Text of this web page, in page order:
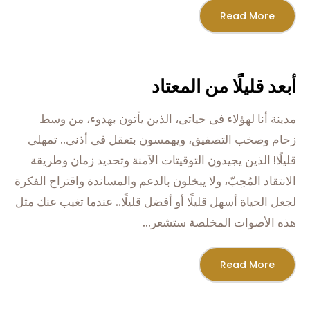
Read More
أبعد قليلًا من المعتاد
مدينة أنا لهؤلاء فى حياتى، الذين يأتون بهدوء، من وسط
زحام وصخب التصفيق، ويهمسون بتعقل فى أذنى.. تمهلى
قليلًا! الذين يجيدون التوقيتات الآمنة وتحديد زمان وطريقة
الانتقاد المُحِبّ، ولا يبخلون بالدعم والمساندة واقتراح الفكرة
لجعل الحياة أسهل قليلًا أو أفضل قليلًا.. عندما تغيب عنك مثل
هذه الأصوات المخلصة ستشعر...
Read More